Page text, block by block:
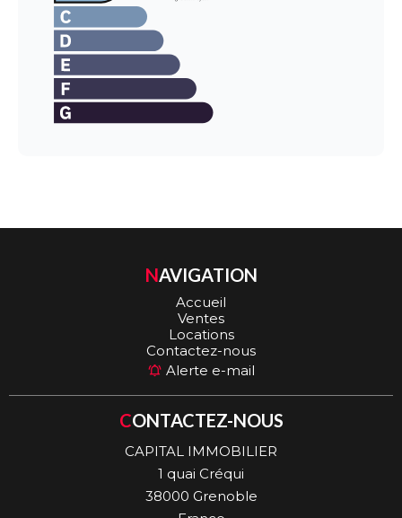
NAVIGATION
Accueil
Ventes
Locations
Contactez-nous
Alerte e-mail
CONTACTEZ-NOUS
CAPITAL IMMOBILIER
1 quai Créqui
38000 Grenoble